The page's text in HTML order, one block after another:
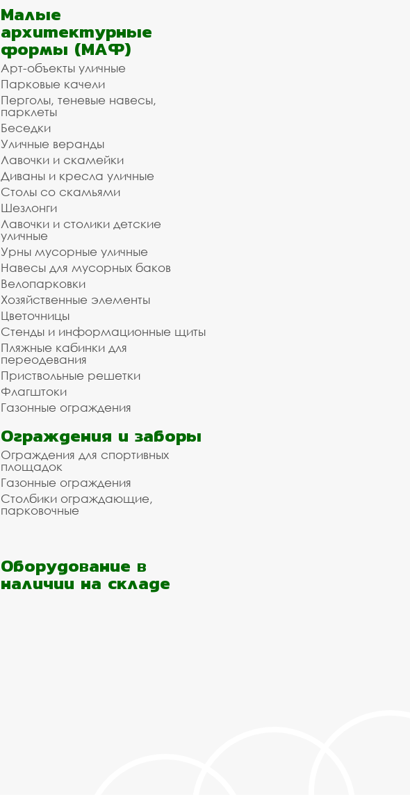
Малые
архитектурные
формы (МАФ)
Арт-объекты уличные
Парковые качели
Перголы, теневые навесы,
парклеты
Беседки
Уличные веранды
Лавочки и скамейки
Диваны и кресла уличные
Столы со скамьями
Шезлонги
Лавочки и столики детские
уличные
Урны мусорные уличные
Навесы для мусорных баков
Велопарковки
Хозяйственные элементы
Цветочницы
Стенды и информационные щиты
Пляжные кабинки для
переодевания
Приствольные решетки
Флагштоки
Газонные ограждения
Ограждения и заборы
Ограждения для спортивных
площадок
Газонные ограждения
Столбики ограждающие,
парковочные
Оборудование в
наличии на складе